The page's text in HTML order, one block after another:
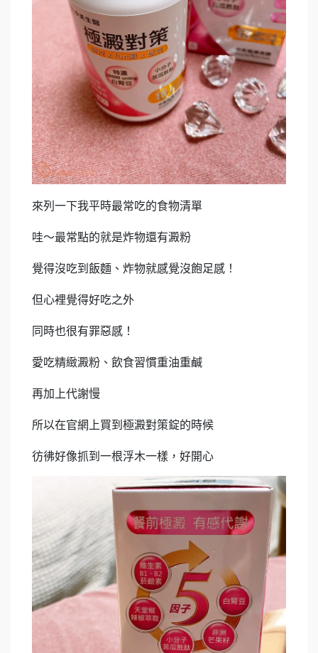
來列一下我平時最常吃的食物清單
哇～最常點的就是炸物還有澱粉
覺得沒吃到飯麵、炸物就感覺沒飽足感！
但心裡覺得好吃之外
同時也很有罪惡感！
愛吃精緻澱粉、飲食習慣重油重鹹
再加上代謝慢
所以在官網上買到極澱對策錠的時候
彷彿好像抓到一根浮木一樣，好開心